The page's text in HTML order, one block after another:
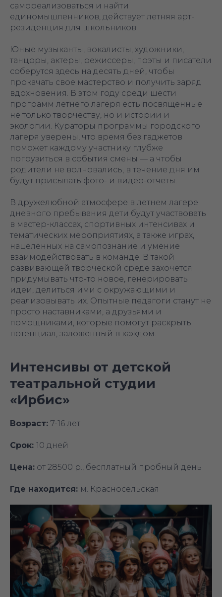
самореализоваться и найти
единомышленников, действует летняя арт-
резиденция для школьников.
Юные музыканты, вокалисты, художники,
танцоры, актеры, режиссеры, поэты и писатели
соберутся здесь на десять дней, чтобы
прокачать свое мастерство и получить заряд
вдохновения. В этом году среди шести
программ летнего лагеря есть посвященные
не только творчеству, но и истории и
экологии. Кураторы программы городского
лагеря уверены, что время без гаджетов
поможет каждому участнику глубже
погрузиться в события смены — а чтобы
родители не волновались, в течение дня им
будут присылать фото- и видео-отчеты.
В дружелюбной атмосфере в летнем лагере
дневного пребывания дети будут участвовать
в мастер-классах, спортивных интенсивах и
тематических мероприятиях, а также играх,
нацеленных на самопознание и умение
взаимодействовать в команде. В такой
развивающей творческой среде захочется
придумывать что-то новое, генерировать
идеи, делиться ими с окружающими и
реализовывать их. Опытные педагоги станут не
просто наставниками, а друзьями и
помощниками, которые помогут раскрыть
потенциал, заложенный в каждом.
Интенсивы от детской
театральной студии
«Ирбис»
Возраст: 7-16 лет
Срок: 10 дней
Цена: от 28500 р., бесплатный пробный день
Где находится: м. Красносельская